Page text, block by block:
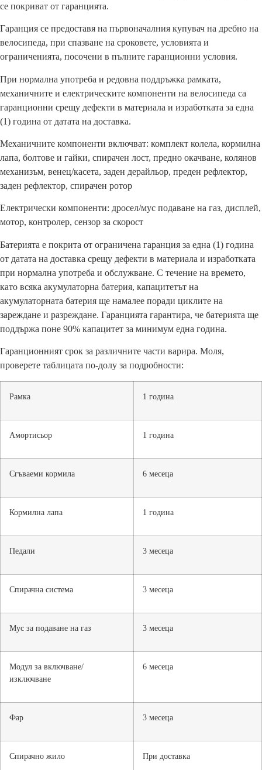
се покриват от гаранцията.
Гаранция се предоставя на първоначалния купувач на дребно на
велосипеда, при спазване на сроковете, условията и
ограниченията, посочени в пълните гаранционни условия.
При нормална употреба и редовна поддръжка рамката,
механичните и електрическите компоненти на велосипеда са
гаранционни срещу дефекти в материала и изработката за една
(1) година от датата на доставка.
Механичните компоненти включват: комплект колела, кормилна
лапа, болтове и гайки, спирачен лост, предно окачване, колянов
механизъм, венец/касета, заден дерайльор, преден рефлектор,
заден рефлектор, спирачен ротор
Електрически компоненти: дросел/мус подаване на газ, дисплей,
мотор, контролер, сензор за скорост
Батерията е покрита от ограничена гаранция за една (1) година
от датата на доставка срещу дефекти в материала и изработката
при нормална употреба и обслужване. С течение на времето,
като всяка акумулаторна батерия, капацитетът на
акумулаторната батерия ще намалее поради циклите на
зареждане и разреждане. Гаранцията гарантира, че батерията ще
поддържа поне 90% капацитет за минимум една година.
Гаранционният срок за различните части варира. Моля,
проверете таблицата по-долу за подробности:
Рамка 1 година
Амортисьор 1 година
Сгъваеми кормила 6 месеца
Кормилна лапа 1 година
Педали 3 месеца
Спирачна система 3 месеца
Мус за подаване на газ 3 месеца
Модул за включване/
изключване
6 месеца
Фар 3 месеца
Спирачно жило При доставка